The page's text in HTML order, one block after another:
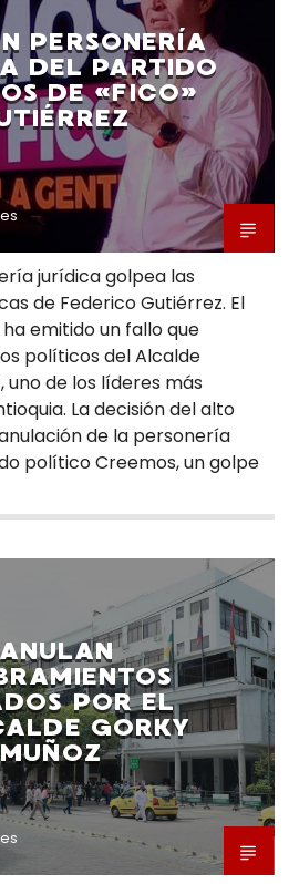
PERSONERÍA
DEL PARTIDO
DE «FICO»
jurídica golpea las
de Federico Gutiérrez. El
emitido un fallo que
políticos del Alcalde
uno de los líderes más
La decisión del alto
de la personería
político Creemos, un golpe
POR EL
GORKY
MUÑOZ